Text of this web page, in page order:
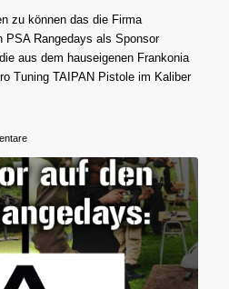
zu können das die Firma
PSA Rangedays als Sponsor
aus dem hauseigenen Frankonia
Tuning TAIPAN Pistole im Kaliber